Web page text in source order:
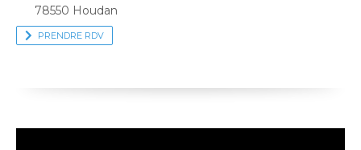
78550 Houdan
PRENDRE RDV